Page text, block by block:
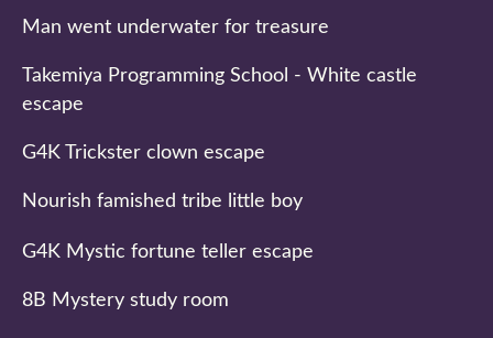
Man went underwater for treasure
Takemiya Programming School - White castle
escape
G4K Trickster clown escape
Nourish famished tribe little boy
G4K Mystic fortune teller escape
8B Mystery study room